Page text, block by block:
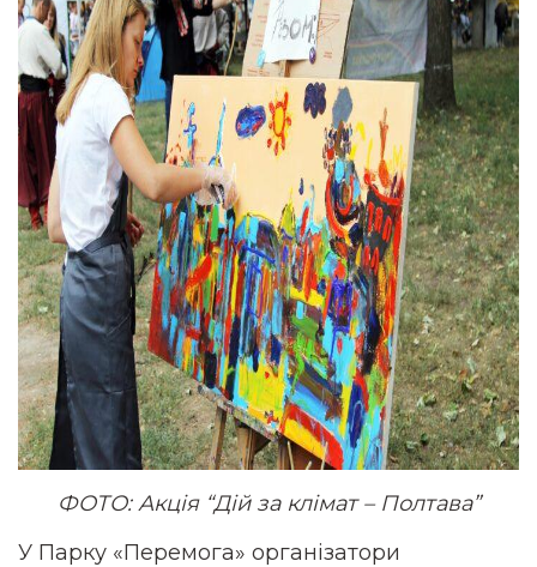
ФОТО: Акція “Дій за клімат – Полтава”
У Парку «Перемога» організатори